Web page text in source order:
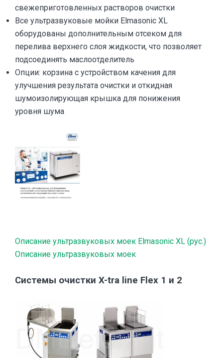
свежеприготовленных растворов очистки
Все ультразвуковые мойки Elmasonic XL
оборудованы дополнительным отсеком для
перелива верхнего слоя жидкости, что позволяет
подсоединять маслоотделитель
Опции: корзина с устройством качения для
улучшения результата очистки и откидная
шумоизолирующая крышка для понижения
уровня шума
Описание ультразвуковых моек Elmasonic XL (рус.)
Описание ультразвуковых моек
Системы очистки X-tra line Flex 1 и 2